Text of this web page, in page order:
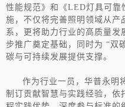
性能规范》和《LED灯具可靠
施，不仅将完善照明领域从产
系，更将助力行业的高质量发
步推广奠定基础，同时为 “双
碳与可持续发展提供支撑。
作为行业一员，华普永明
制订贡献智慧与实践经验，依